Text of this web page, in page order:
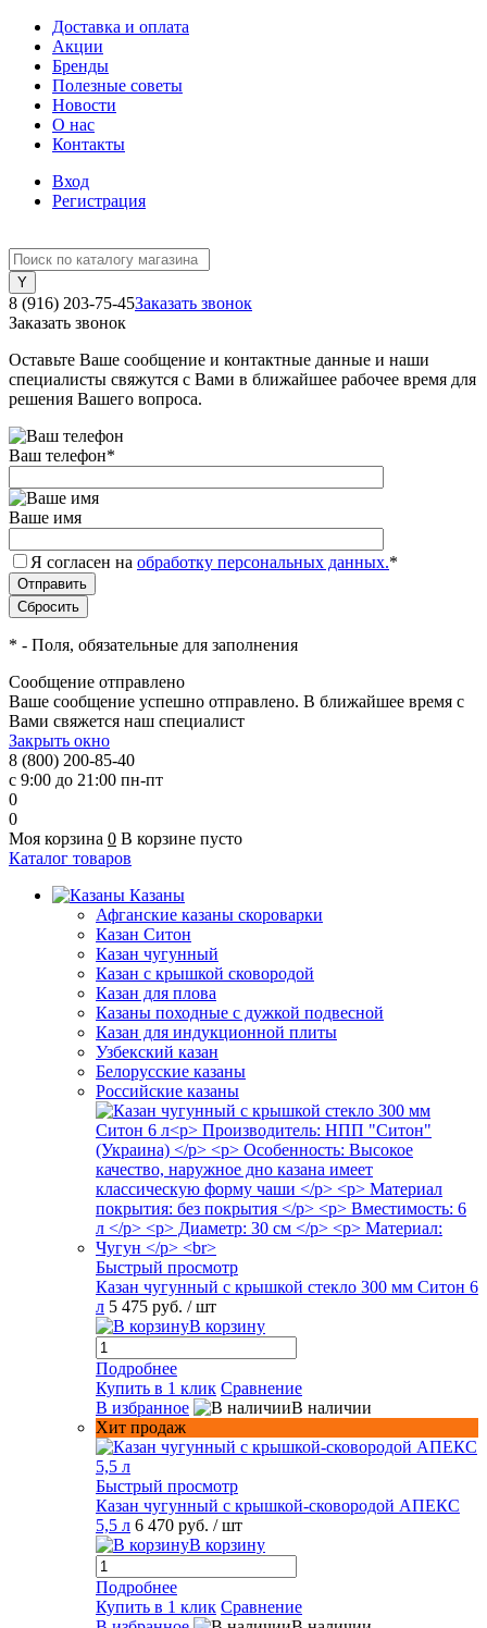
Доставка и оплата
Акции
Бренды
Полезные советы
Новости
О нас
Контакты
Вход
Регистрация
8 (916) 203-75-45Заказать звонок
Заказать звонок
Оставьте Ваше сообщение и контактные данные и наши
специалисты свяжутся с Вами в ближайшее рабочее время для
решения Вашего вопроса.
Ваш телефон*
Ваше имя
Я согласен на обработку персональных данных.*
* - Поля, обязательные для заполнения
Сообщение отправлено
Ваше сообщение успешно отправлено. В ближайшее время с
Вами свяжется наш специалист
Закрыть окно
8 (800) 200-85-40
с 9:00 до 21:00 пн-пт
0
0
Моя корзина 0 В корзине пусто
Каталог товаров
Казаны
Афганские казаны скороварки
Казан Ситон
Казан чугунный
Казан с крышкой сковородой
Казан для плова
Казаны походные с дужкой подвесной
Казан для индукционной плиты
Узбекский казан
Белорусские казаны
Российские казаны
Быстрый просмотр
Казан чугунный с крышкой стекло 300 мм Ситон 6
л 5 475 руб. / шт
В корзину
Подробнее
Купить в 1 клик Сравнение
В избранное
В наличии
Хит продаж
Быстрый просмотр
Казан чугунный с крышкой-сковородой АПЕКС
5,5 л 6 470 руб. / шт
В корзину
Подробнее
Купить в 1 клик Сравнение